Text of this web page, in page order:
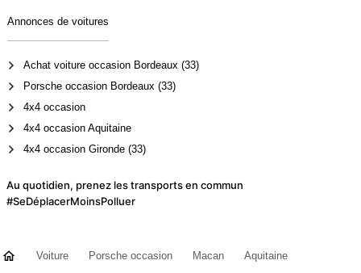
Annonces de voitures
Achat voiture occasion Bordeaux (33)
Porsche occasion Bordeaux (33)
4x4 occasion
4x4 occasion Aquitaine
4x4 occasion Gironde (33)
Au quotidien, prenez les transports en commun
#SeDéplacerMoinsPolluer
Voiture Porsche occasion Macan
Aquitaine